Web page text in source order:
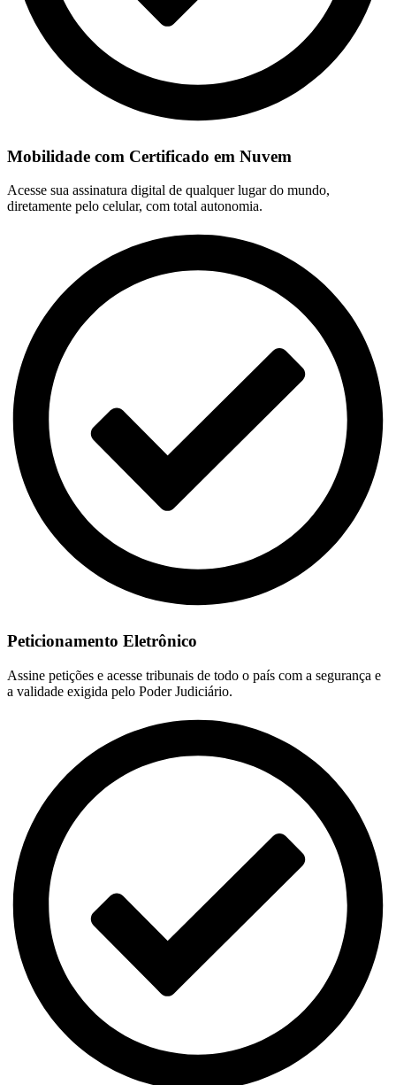
Mobilidade com Certificado em Nuvem
Acesse sua assinatura digital de qualquer lugar do mundo,
diretamente pelo celular, com total autonomia.
Peticionamento Eletrônico
Assine petições e acesse tribunais de todo o país com a segurança e
a validade exigida pelo Poder Judiciário.